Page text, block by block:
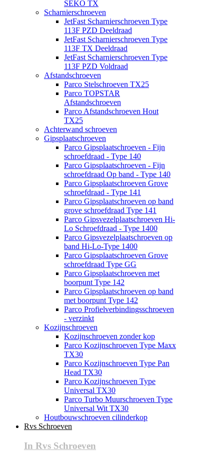
SEKO TX
Scharnierschroeven
JetFast Scharnierschroeven Type
113F PZD Deeldraad
JetFast Scharnierschroeven Type
113F TX Deeldraad
JetFast Scharnierschroeven Type
113F PZD Voldraad
Afstandschroeven
Parco Stelschroeven TX25
Parco TOPSTAR
Afstandschroeven
Parco Afstandschroeven Hout
TX25
Achterwand schroeven
Gipsplaatschroeven
Parco Gipsplaatschroeven - Fijn
schroefdraad - Type 140
Parco Gipsplaatschroeven - Fijn
schroefdraad Op band - Type 140
Parco Gipsplaatschroeven Grove
schroefdraad - Type 141
Parco Gipsplaatschroeven op band
grove schroefdraad Type 141
Parco Gipsvezelplaatschroeven Hi-
Lo Schroefdraad - Type 1400
Parco Gipsvezelplaatschroeven op
band Hi-Lo-Type 1400
Parco Gipsplaatschroeven Grove
schroefdraad Type GG
Parco Gipsplaatschroeven met
boorpunt Type 142
Parco Gipsplaatschroeven op band
met boorpunt Type 142
Parco Profielverbindingsschroeven
- verzinkt
Kozijnschroeven
Kozijnschroeven zonder kop
Parco Kozijnschroeven Type Maxx
TX30
Parco Kozijnschroeven Type Pan
Head TX30
Parco Kozijnschroeven Type
Universal TX30
Parco Turbo Muurschroeven Type
Universal Wit TX30
Houtbouwschroeven cilinderkop
Rvs Schroeven
In Rvs Schroeven